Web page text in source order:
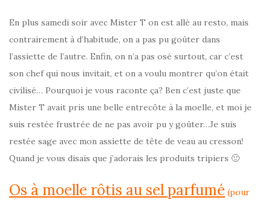
En plus samedi soir avec Mister T on est allé au resto, mais
contrairement à d’habitude, on a pas pu goûter dans
l’assiette de l’autre. Enfin, on n’a pas osé surtout, car c’est
son chef qui nous invitait, et on a voulu montrer qu’on était
civilisé… Pourquoi je vous raconte ça? Ben c’est juste que
Mister T avait pris une belle entrecôte à la moelle, et moi je
suis restée frustrée de ne pas avoir pu y goûter…Je suis
restée sage avec mon assiette de tête de veau au cresson!
Quand je vous disais que j’adorais les produits tripiers 🙂
Os à moelle rôtis au sel parfumé (pour